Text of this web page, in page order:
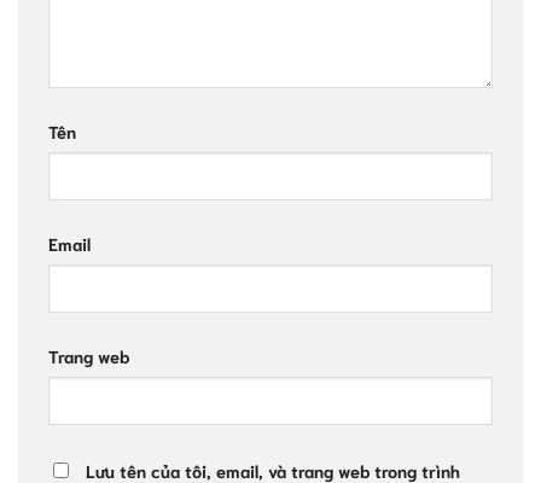
Tên
Email
Trang web
Lưu tên của tôi, email, và trang web trong trình